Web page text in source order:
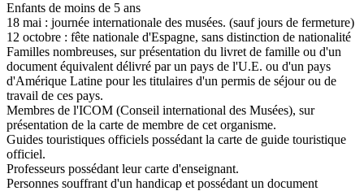
Enfants de moins de 5 ans
18 mai : journée internationale des musées. (sauf jours de fermeture)
12 octobre : fête nationale d'Espagne, sans distinction de nationalité
Familles nombreuses, sur présentation du livret de famille ou d'un
document équivalent délivré par un pays de l'U.E. ou d'un pays
d'Amérique Latine pour les titulaires d'un permis de séjour ou de
travail de ces pays.
Membres de l'ICOM (Conseil international des Musées), sur
présentation de la carte de membre de cet organisme.
Guides touristiques officiels possédant la carte de guide touristique
officiel.
Professeurs possédant leur carte d'enseignant.
Personnes souffrant d'un handicap et possédant un document